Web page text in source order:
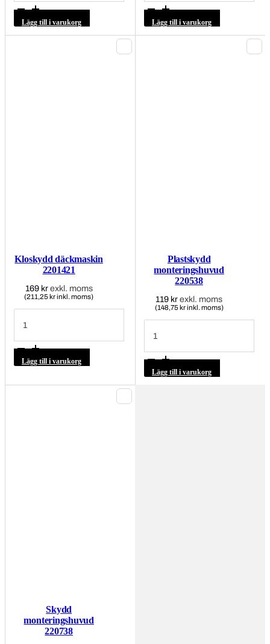
Lägg till i varukorg
mängd
Lägg till i varukorg
Kloskydd däckmaskin
2201421
169 kr exkl. moms
(211,25 kr inkl. moms)
däckmaskin
2201421
Lägg till i varukorg
Plastskydd
monteringshuvud
220538
119 kr exkl. moms
(148,75 kr inkl. moms)
monteringshuvud
220538
Lägg till i varukorg
Skydd
monteringshuvud
220738